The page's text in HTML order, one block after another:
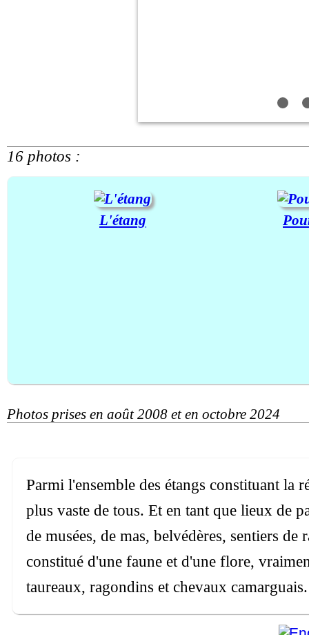
16 photos :
L'étang
Photos prises en août 2008 et en octobre 2024
Parmi l'ensemble des étangs constituant la
plus vaste de tous. Et en tant que lieux de
de musées, de mas, belvédères, sentiers
constitué d'une faune et d'une flore,
taureaux, ragondins et chevaux camarguais.